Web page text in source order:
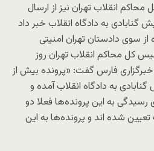
انقلاب تهران نیز از ارسال
تن از دراویش گنابادی به دادگاه انقلاب خبر داد
سوی دادستان تهران امنیتی
محاکم انقلاب تهران روز
فارس گفت: «پرونده بیش از
گنابادی به دادگاه انقلاب آمده و
به این پرونده‌ها فعلا دو
انقلاب تعیین شده اند و پرونده‌ها به این